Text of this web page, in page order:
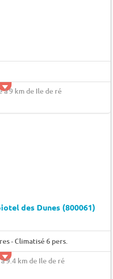
à 9 km de Ile de ré
des Dunes (800061)
- Climatisé 6 pers.
9.4 km de Ile de ré